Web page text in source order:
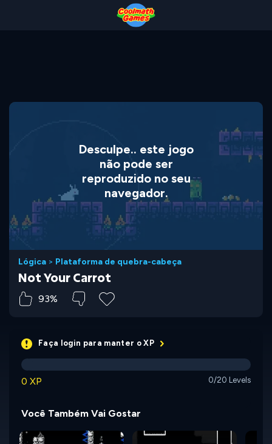
Desculpe.. este jogo
não pode ser
reproduzido no seu
navegador.
Lógica > Plataforma de quebra-cabeça
Not Your Carrot
93%
Faça login para manter o XP
0 XP 0/20 Levels
Você Também Vai Gostar